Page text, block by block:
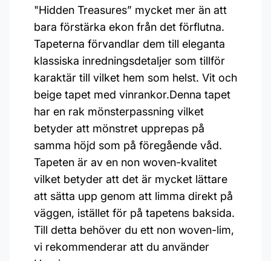
"Hidden Treasures” mycket mer än att
bara förstärka ekon från det förflutna.
Tapeterna förvandlar dem till eleganta
klassiska inredningsdetaljer som tillför
karaktär till vilket hem som helst. Vit och
beige tapet med vinrankor.Denna tapet
har en rak mönsterpassning vilket
betyder att mönstret upprepas på
samma höjd som på föregående våd.
Tapeten är av en non woven-kvalitet
vilket betyder att det är mycket lättare
att sätta upp genom att limma direkt på
väggen, istället för på tapetens baksida.
Till detta behöver du ett non woven-lim,
vi rekommenderar att du använder